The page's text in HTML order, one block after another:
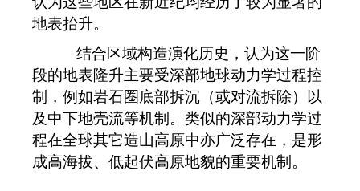
地表抬升。
结合区域构造演化历史，认为这一阶
段的地表隆升主要受深部地球动力学过程控
制，例如岩石圈底部拆沉（或对流拆除）以
及中下地壳流等机制。类似的深部动力学过
程在全球其它造山高原中亦广泛存在，是形
成高海拔、低起伏高原地貌的重要机制。